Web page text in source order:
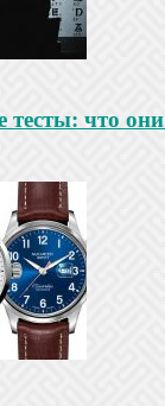
тесты: что